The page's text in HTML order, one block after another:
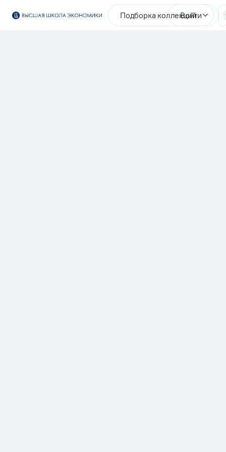
Подборка коллекций
Войти